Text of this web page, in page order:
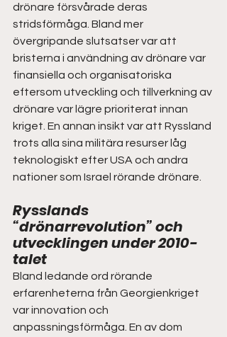
drönare försvårade deras
stridsförmåga. Bland mer
övergripande slutsatser var att
bristerna i användning av drönare var
finansiella och organisatoriska
eftersom utveckling och tillverkning av
drönare var lägre prioriterat innan
kriget. En annan insikt var att Ryssland
trots alla sina militära resurser låg
teknologiskt efter USA och andra
nationer som Israel rörande drönare.
Rysslands
“drönarrevolution” och
utvecklingen under 2010-
talet
Bland ledande ord rörande
erfarenheterna från Georgienkriget
var innovation och
anpassningsförmåga. En av dom